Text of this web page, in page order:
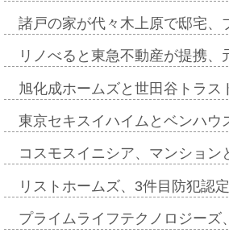
諸戸の家が代々木上原で邸宅
リノべると東急不動産が提携
旭化成ホームズと世田谷トラ
東京セキスイハイムとベンハ
コスモスイニシア、マンショ
リストホームズ、3件目防犯認
プライムライフテクノロジー